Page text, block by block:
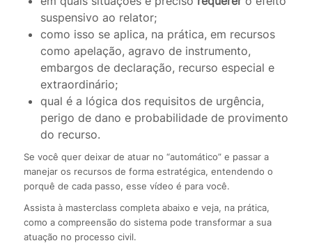
suspensivo ao relator;
como isso se aplica, na prática, em recursos
como apelação, agravo de instrumento,
embargos de declaração, recurso especial e
extraordinário;
qual é a lógica dos requisitos de urgência,
perigo de dano e probabilidade de provimento
do recurso.
Se você quer deixar de atuar no “automático” e passar a
manejar os recursos de forma estratégica, entendendo o
porquê de cada passo, esse vídeo é para você.
Assista à masterclass completa abaixo e veja, na prática,
como a compreensão do sistema pode transformar a sua
atuação no processo civil.